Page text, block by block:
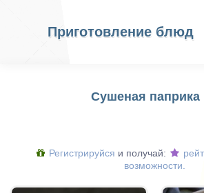
Приготовление блюд
Сушеная паприка
Регистрируйся и получай:
возможности.